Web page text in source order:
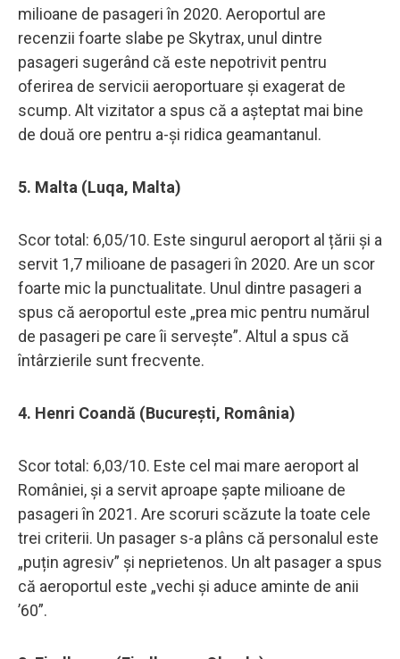
milioane de pasageri în 2020. Aeroportul are
recenzii foarte slabe pe Skytrax, unul dintre
pasageri sugerând că este nepotrivit pentru
oferirea de servicii aeroportuare și exagerat de
scump. Alt vizitator a spus că a așteptat mai bine
de două ore pentru a-și ridica geamantanul.
5. Malta (Luqa, Malta)
Scor total: 6,05/10. Este singurul aeroport al țării și a
servit 1,7 milioane de pasageri în 2020. Are un scor
foarte mic la punctualitate. Unul dintre pasageri a
spus că aeroportul este „prea mic pentru numărul
de pasageri pe care îi servește”. Altul a spus că
întârzierile sunt frecvente.
4. Henri Coandă (București, România)
Scor total: 6,03/10. Este cel mai mare aeroport al
României, și a servit aproape șapte milioane de
pasageri în 2021. Are scoruri scăzute la toate cele
trei criterii. Un pasager s-a plâns că personalul este
„puțin agresiv” și neprietenos. Un alt pasager a spus
că aeroportul este „vechi și aduce aminte de anii
’60”.